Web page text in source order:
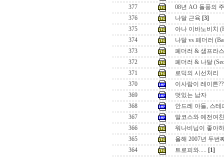
377
08년 AO 돌풍의
376
나달 근육 [3]
375
아나 이바노비치
374
나달 vs 페더러
373
페더러 & 샘프라
372
페더러 & 나달
371
로딕의 시선처리
370
이사람이 레이튼
369
멋있는 남자
368
안드레 아들, 스테
367
말코스와 예전여친
366
워나비님이 좋아
365
올해 2007년 두번
364
트로피와..... [1]